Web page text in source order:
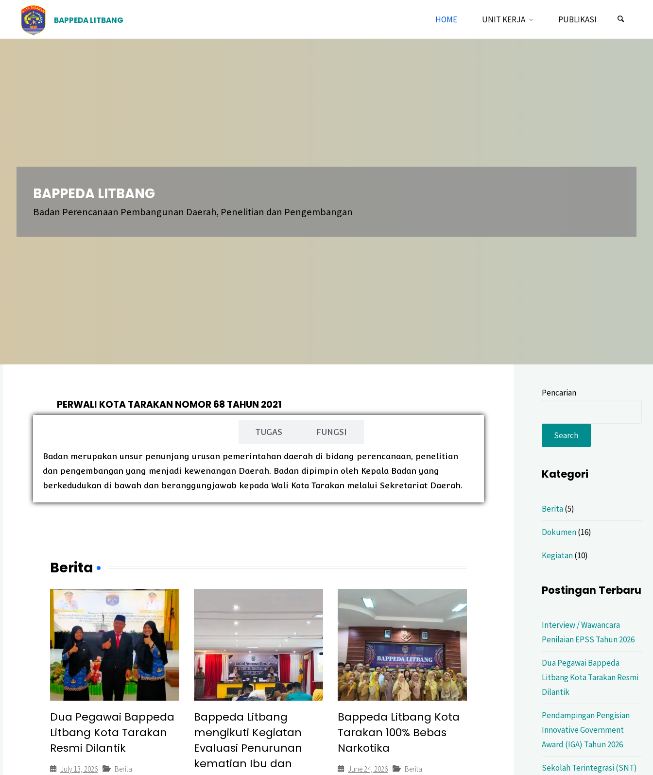
BAPPEDA LITBANG HOME UNIT KERJA PUBLIKASI
BAPPEDA LITBANG
Badan Perencanaan Pembangunan Daerah, Penelitian dan Pengembangan
PERWALI KOTA TARAKAN NOMOR 68 TAHUN 2021
TUGAS FUNGSI
Badan merupakan unsur penunjang urusan pemerintahan daerah di bidang perencanaan, penelitian
dan pengembangan yang menjadi kewenangan Daerah. Badan dipimpin oleh Kepala Badan yang
berkedudukan di bawah dan beranggungjawab kepada Wali Kota Tarakan melalui Sekretariat Daerah.
Berita
Dua Pegawai Bappeda
Litbang Kota Tarakan
Resmi Dilantik
July 13, 2026 Berita
Bappeda Litbang
mengikuti Kegiatan
Evaluasi Penurunan
kematian Ibu dan
Bappeda Litbang Kota
Tarakan 100% Bebas
Narkotika
June 24, 2026 Berita
Pencarian
Search
Kategori
Berita(5)
Dokumen(16)
Kegiatan(10)
Postingan Terbaru
Interview / Wawancara
Penilaian EPSS Tahun 2026
Dua Pegawai Bappeda
Litbang Kota Tarakan Resmi
Dilantik
Pendampingan Pengisian
Innovative Government
Award (IGA) Tahun 2026
Sekolah Terintegrasi (SNT)